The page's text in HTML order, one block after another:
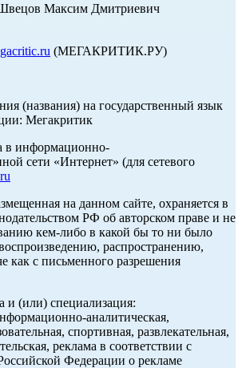
Максим Дмитриевич
(МЕГАКРИТИК.РУ)
(названия) на государственный язык
Мегакритик
в информационно-
сети «Интернет» (для сетевого
на данном сайте, охраняется в
РФ об авторском праве и не
кем-либо в какой бы то ни было
распространению,
как с письменного разрешения
и (или) специализация:
аналитическая,
спортивная, развлекательная,
реклама в соответствии с
Федерации о рекламе